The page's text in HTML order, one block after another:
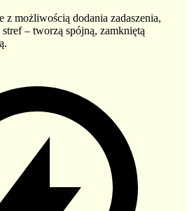
z możliwością dodania zadaszenia,
– tworzą spójną, zamkniętą